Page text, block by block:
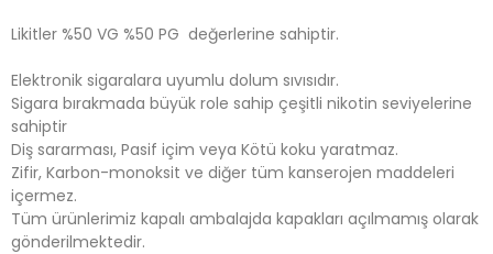
Likitler %50 VG %50 PG ​ değerlerine sahiptir.
Elektronik sigaralara uyumlu dolum sıvısıdır.
Sigara bırakmada büyük role sahip çeşitli nikotin seviyelerine
sahiptir
Diş sararması, Pasif içim veya Kötü koku yaratmaz.
Zifir, Karbon-monoksit ve diğer tüm kanserojen maddeleri
içermez.
Tüm ürünlerimiz kapalı ambalajda kapakları açılmamış olarak
gönderilmektedir.